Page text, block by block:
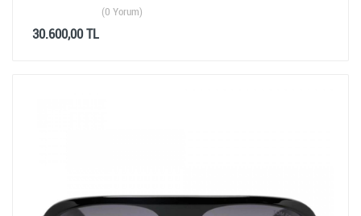
(0 Yorum)
30.600,00 TL